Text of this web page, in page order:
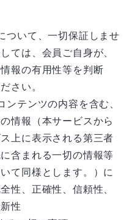
ついて、一切保証しませ
ては、会員ご自身が、
報の有用性等を判断
さい。
ンテンツの内容を含む、
情報（本サービスから
上に表示される第三者
含まれる一切の情報等
て同様とします。）に
性、正確性、信頼性、
性